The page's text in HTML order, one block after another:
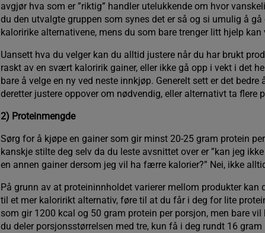
avgjør hva som er ”riktig” handler utelukkende om hvor
du den utvalgte gruppen som synes det er så og si umulig å
kaloririke alternativene, mens du som bare trenger litt hjelp
Uansett hva du velger kan du alltid justere når du har brukt
raskt av en svært kaloririk gainer, eller ikke gå opp i vekt i det
bare å velge en ny ved neste innkjøp. Generelt sett er det
deretter justere oppover om nødvendig, eller alternativt ta flere
2) Proteinmengde
Sørg for å kjøpe en gainer som gir minst 20-25 gram protein
kanskje stilte deg selv da du leste avsnittet over er ”kan jeg
en annen gainer dersom jeg vil ha færre kalorier?” Nei, ikke
På grunn av at proteininnholdet varierer mellom produkter kan
til et mer kaloririkt alternativ, føre til at du får i deg for lite
som gir 1200 kcal og 50 gram protein per porsjon, men bare
du deler porsjonsstørrelsen med tre, kun få i deg rundt 16